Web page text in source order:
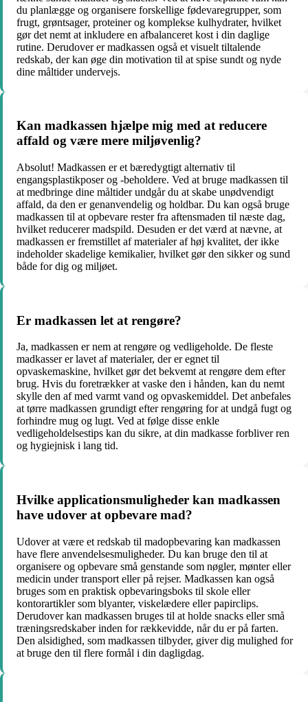
du planlægge og organisere forskellige fødevaregrupper, som
frugt, grøntsager, proteiner og komplekse kulhydrater, hvilket
gør det nemt at inkludere en afbalanceret kost i din daglige
rutine. Derudover er madkassen også et visuelt tiltalende
redskab, der kan øge din motivation til at spise sundt og nyde
dine måltider undervejs.
Kan madkassen hjælpe mig med at reducere
affald og være mere miljøvenlig?
Absolut! Madkassen er et bæredygtigt alternativ til
engangsplastikposer og -beholdere. Ved at bruge madkassen til
at medbringe dine måltider undgår du at skabe unødvendigt
affald, da den er genanvendelig og holdbar. Du kan også bruge
madkassen til at opbevare rester fra aftensmaden til næste dag,
hvilket reducerer madspild. Desuden er det værd at nævne, at
madkassen er fremstillet af materialer af høj kvalitet, der ikke
indeholder skadelige kemikalier, hvilket gør den sikker og sund
både for dig og miljøet.
Er madkassen let at rengøre?
Ja, madkassen er nem at rengøre og vedligeholde. De fleste
madkasser er lavet af materialer, der er egnet til
opvaskemaskine, hvilket gør det bekvemt at rengøre dem efter
brug. Hvis du foretrækker at vaske den i hånden, kan du nemt
skylle den af med varmt vand og opvaskemiddel. Det anbefales
at tørre madkassen grundigt efter rengøring for at undgå fugt og
forhindre mug og lugt. Ved at følge disse enkle
vedligeholdelsestips kan du sikre, at din madkasse forbliver ren
og hygiejnisk i lang tid.
Hvilke applicationsmuligheder kan madkassen
have udover at opbevare mad?
Udover at være et redskab til madopbevaring kan madkassen
have flere anvendelsesmuligheder. Du kan bruge den til at
organisere og opbevare små genstande som nøgler, mønter eller
medicin under transport eller på rejser. Madkassen kan også
bruges som en praktisk opbevaringsboks til skole eller
kontorartikler som blyanter, viskelædere eller papirclips.
Derudover kan madkassen bruges til at holde snacks eller små
træningsredskaber inden for rækkevidde, når du er på farten.
Den alsidighed, som madkassen tilbyder, giver dig mulighed for
at bruge den til flere formål i din dagligdag.